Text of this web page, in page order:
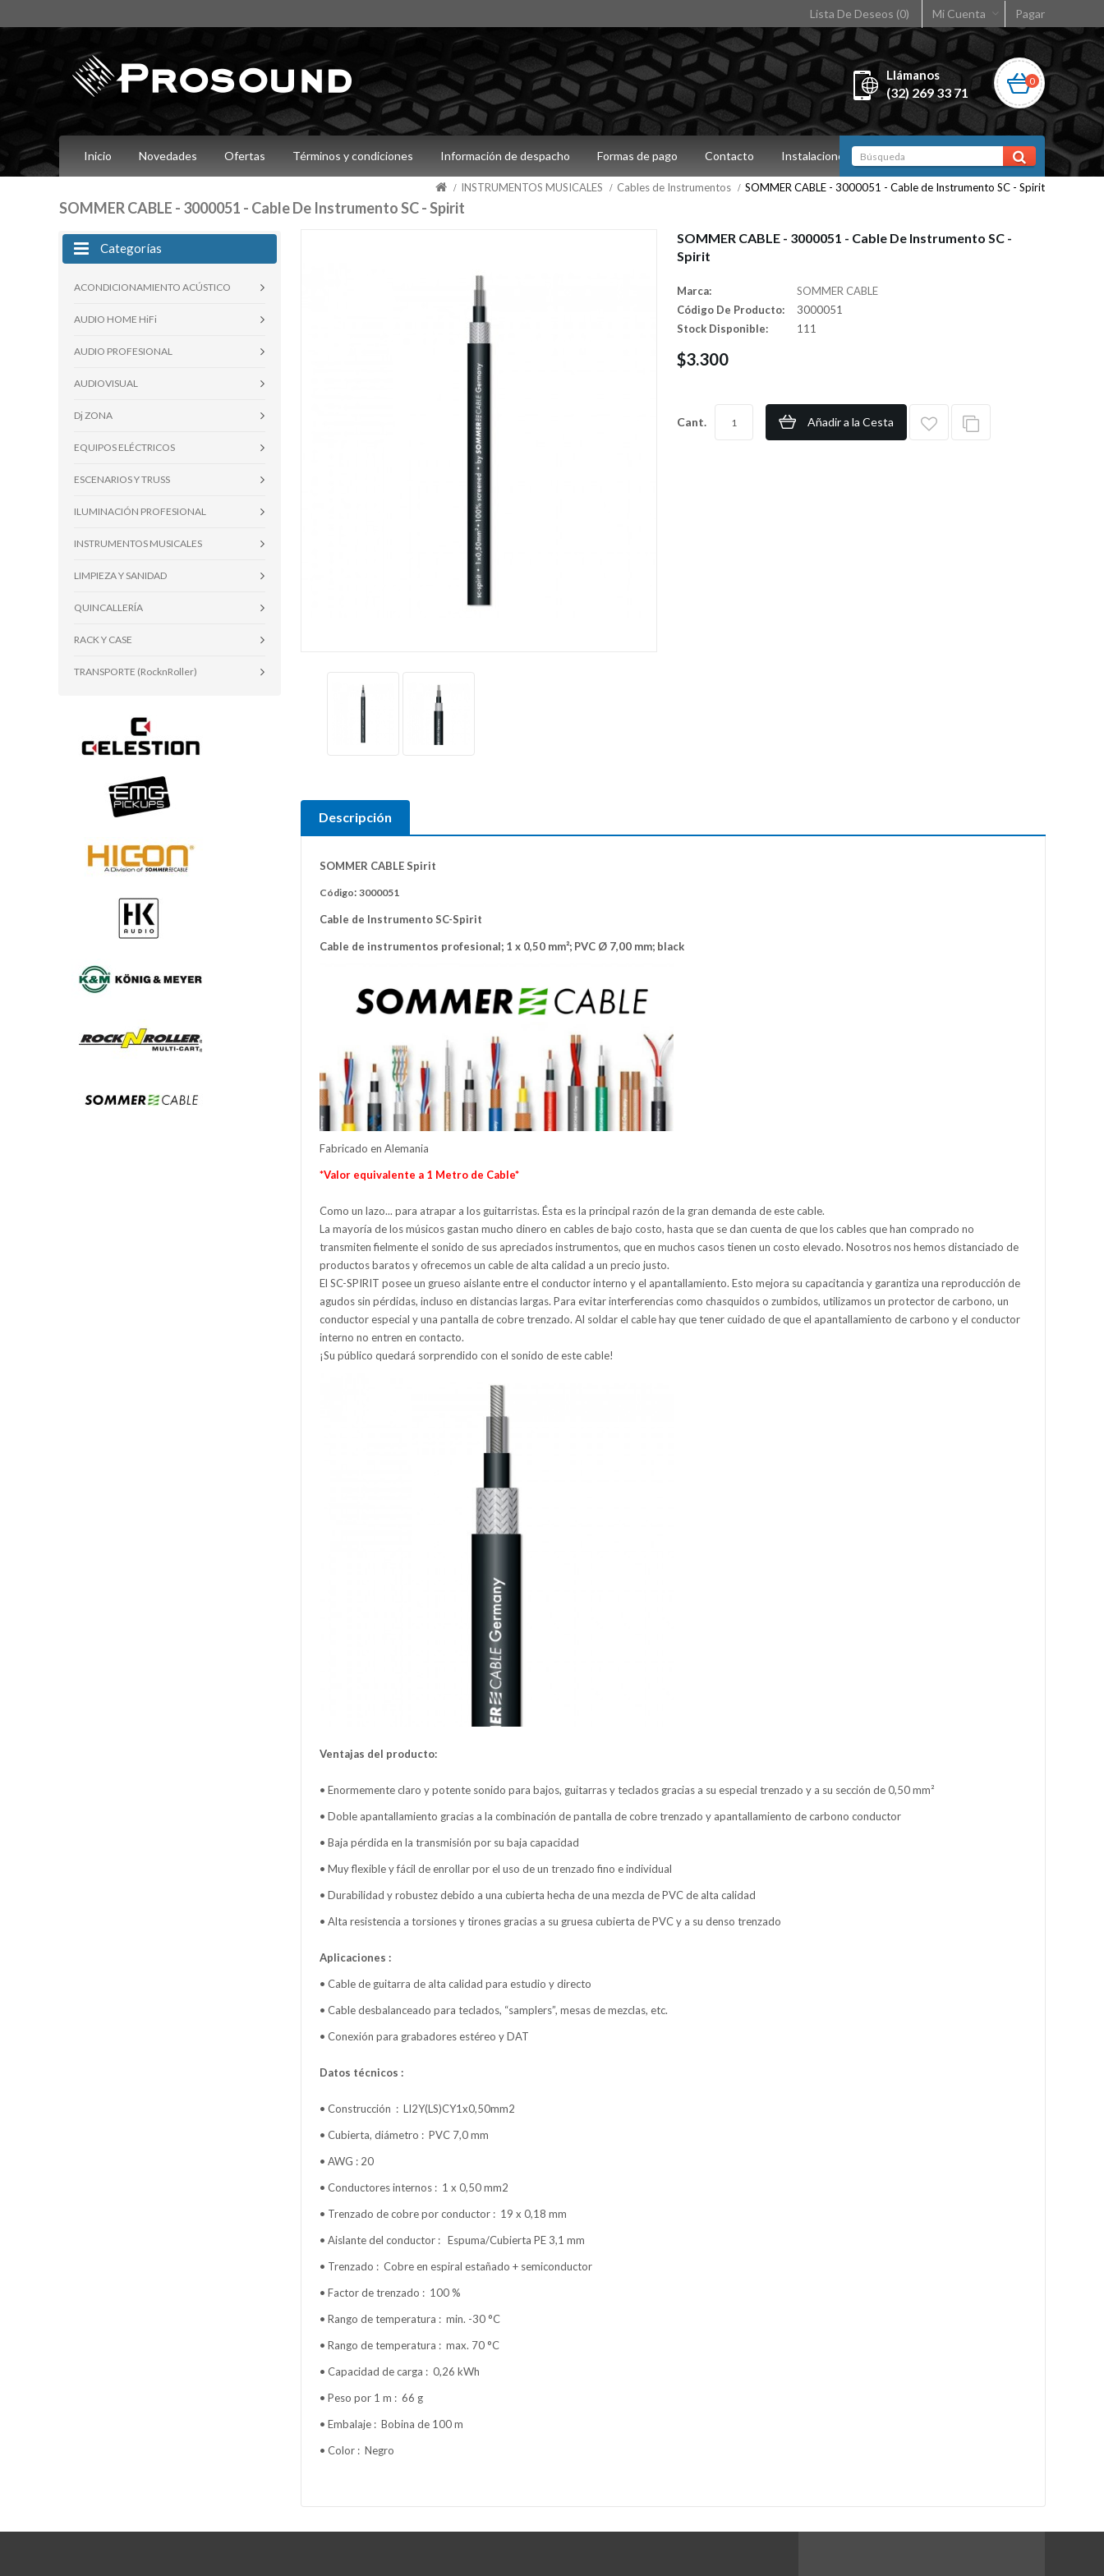
Lista De Deseos (0) Mi Cuenta Pagar
Llámanos
(32) 269 33 71
0
Inicio Novedades Ofertas Términos y condiciones Información de despacho Formas de pago Contacto Instalaciones
SOMMER CABLE - 3000051 - Cable De Instrumento SC - Spirit
INSTRUMENTOS MUSICALES Cables de Instrumentos SOMMER CABLE - 3000051 - Cable de Instrumento SC - Spirit
Categorías
ACONDICIONAMIENTO ACÚSTICO
AUDIO HOME HiFi
AUDIO PROFESIONAL
AUDIOVISUAL
Dj ZONA
EQUIPOS ELÉCTRICOS
ESCENARIOS Y TRUSS
ILUMINACIÓN PROFESIONAL
INSTRUMENTOS MUSICALES
LIMPIEZA Y SANIDAD
QUINCALLERÍA
RACK Y CASE
TRANSPORTE (RocknRoller)
SOMMER CABLE - 3000051 - Cable De Instrumento SC -
Spirit
Marca:
SOMMER CABLE
Código De Producto:
3000051
Stock Disponible:
111
$3.300
Cant. Añadir a la Cesta
Descripción
SOMMER CABLE Spirit
Código:3000051
Cable de Instrumento SC-Spirit
Cable de instrumentos profesional; 1 x 0,50 mm²; PVC Ø 7,00 mm; black
Fabricado en Alemania
*Valor equivalente a 1 Metro de Cable*
Como un lazo... para atrapar a los guitarristas. Ésta es la principal razón de la gran demanda de este cable.
La mayoría de los músicos gastan mucho dinero en cables de bajo costo, hasta que se dan cuenta de que los cables que han comprado no
transmiten fielmente el sonido de sus apreciados instrumentos, que en muchos casos tienen un costo elevado. Nosotros nos hemos distanciado de
productos baratos y ofrecemos un cable de alta calidad a un precio justo.
El SC-SPIRIT posee un grueso aislante entre el conductor interno y el apantallamiento. Esto mejora su capacitancia y garantiza una reproducción de
agudos sin pérdidas, incluso en distancias largas. Para evitar interferencias como chasquidos o zumbidos, utilizamos un protector de carbono, un
conductor especial y una pantalla de cobre trenzado. Al soldar el cable hay que tener cuidado de que el apantallamiento de carbono y el conductor
interno no entren en contacto.
¡Su público quedará sorprendido con el sonido de este cable!
Ventajas del producto:
• Enormemente claro y potente sonido para bajos, guitarras y teclados gracias a su especial trenzado y a su sección de 0,50 mm²
• Doble apantallamiento gracias a la combinación de pantalla de cobre trenzado y apantallamiento de carbono conductor
• Baja pérdida en la transmisión por su baja capacidad
• Muy flexible y fácil de enrollar por el uso de un trenzado fino e individual
• Durabilidad y robustez debido a una cubierta hecha de una mezcla de PVC de alta calidad
• Alta resistencia a torsiones y tirones gracias a su gruesa cubierta de PVC y a su denso trenzado
Aplicaciones :
• Cable de guitarra de alta calidad para estudio y directo
• Cable desbalanceado para teclados, “samplers”, mesas de mezclas, etc.
• Conexión para grabadores estéreo y DAT
Datos técnicos :
• Construcción : LI2Y(LS)CY1x0,50mm2
• Cubierta, diámetro : PVC 7,0 mm
• AWG : 20
• Conductores internos : 1 x 0,50 mm2
• Trenzado de cobre por conductor : 19 x 0,18 mm
• Aislante del conductor : Espuma/Cubierta PE 3,1 mm
• Trenzado : Cobre en espiral estañado + semiconductor
• Factor de trenzado : 100 %
• Rango de temperatura : min. -30 °C
• Rango de temperatura : max. 70 °C
• Capacidad de carga : 0,26 kWh
• Peso por 1 m : 66 g
• Embalaje : Bobina de 100 m
• Color : Negro